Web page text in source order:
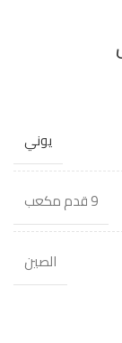
يوني
9 قدم مكعب
الصين